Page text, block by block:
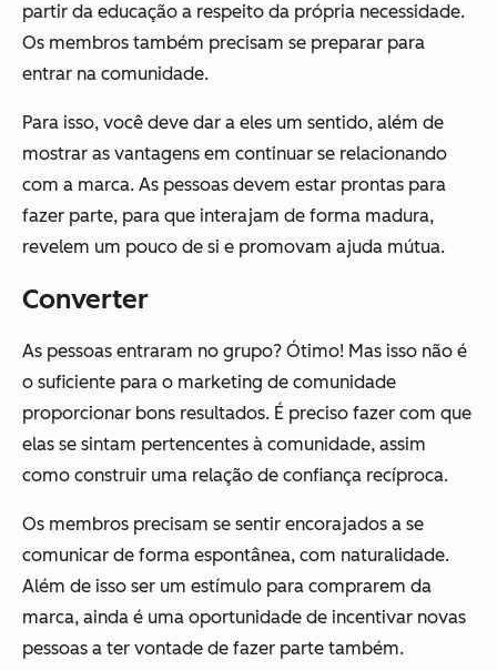
partir da educação a respeito da própria necessidade.
Os membros também precisam se preparar para
entrar na comunidade.
Para isso, você deve dar a eles um sentido, além de
mostrar as vantagens em continuar se relacionando
com a marca. As pessoas devem estar prontas para
fazer parte, para que interajam de forma madura,
revelem um pouco de si e promovam ajuda mútua.
Converter
As pessoas entraram no grupo? Ótimo! Mas isso não é
o suficiente para o marketing de comunidade
proporcionar bons resultados. É preciso fazer com que
elas se sintam pertencentes à comunidade, assim
como construir uma relação de confiança recíproca.
Os membros precisam se sentir encorajados a se
comunicar de forma espontânea, com naturalidade.
Além de isso ser um estímulo para comprarem da
marca, ainda é uma oportunidade de incentivar novas
pessoas a ter vontade de fazer parte também.